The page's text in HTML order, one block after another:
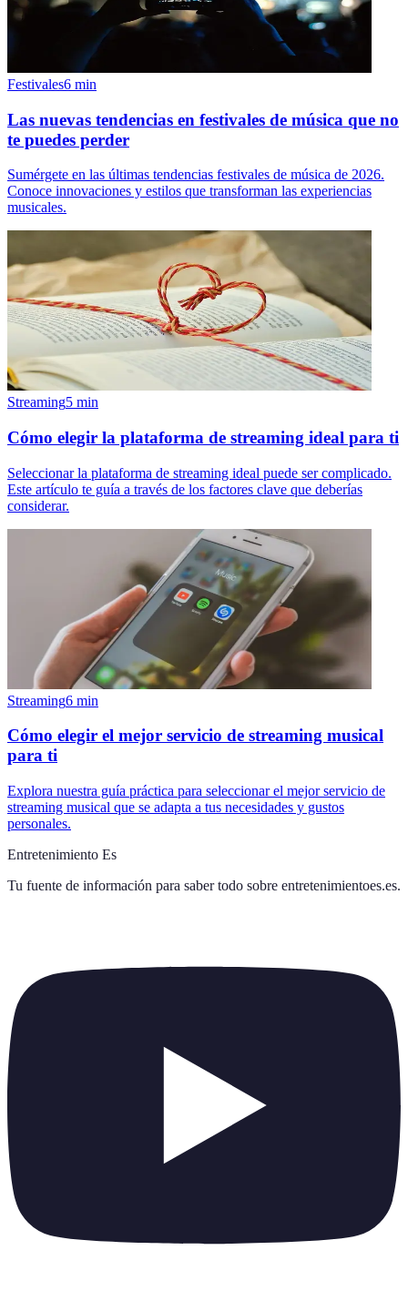
Festivales6 min
Las nuevas tendencias en festivales de música que no
te puedes perder
Sumérgete en las últimas tendencias festivales de música de 2026.
Conoce innovaciones y estilos que transforman las experiencias
musicales.
Streaming5 min
Cómo elegir la plataforma de streaming ideal para ti
Seleccionar la plataforma de streaming ideal puede ser complicado.
Este artículo te guía a través de los factores clave que deberías
considerar.
Streaming6 min
Cómo elegir el mejor servicio de streaming musical
para ti
Explora nuestra guía práctica para seleccionar el mejor servicio de
streaming musical que se adapta a tus necesidades y gustos
personales.
Entretenimiento Es
Tu fuente de información para saber todo sobre entretenimientoes.es.